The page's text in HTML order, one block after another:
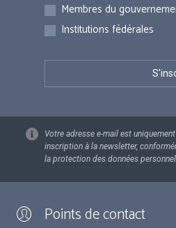
Membres du
Institutions fédérales
Votre adresse e-mail est
inscription à la newsletter,
la protection des données
Points de contact